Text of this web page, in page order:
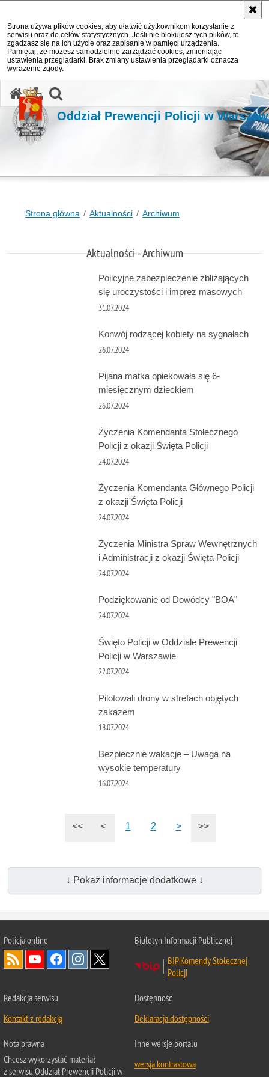
Strona używa plików cookies, aby ułatwić użytkownikom korzystanie z
serwisu oraz do celów statystycznych. Jeśli nie blokujesz tych plików, to
zgadzasz się na ich użycie oraz zapisanie w pamięci urządzenia.
Pamiętaj, że możesz samodzielnie zarządzać cookies, zmieniając
ustawienia przeglądarki. Brak zmiany ustawienia przeglądarki oznacza
wyrażenie zgody.
Oddział Prewencji Policji w
Strona główna Aktualności Archiwum
Aktualności - Archiwum
Policyjne zabezpieczenie zbliżających
się uroczystości i imprez masowych
31.07.2024
Konwój rodzącej kobiety na sygnałach
26.07.2024
Pijana matka opiekowała się 6-
miesięcznym dzieckiem
26.07.2024
Życzenia Komendanta Stołecznego
Policji z okazji Święta Policji
24.07.2024
Życzenia Komendanta Głównego Policji
z okazji Święta Policji
24.07.2024
Życzenia Ministra Spraw Wewnętrznych
i Administracji z okazji Święta Policji
24.07.2024
Podziękowanie od Dowódcy "BOA"
24.07.2024
Święto Policji w Oddziale Prewencji
Policji w Warszawie
22.07.2024
Pilotowali drony w strefach objętych
zakazem
18.07.2024
Bezpiecznie wakacje – Uwaga na
wysokie temperatury
16.07.2024
<< < 1 2 > >>
↓ Pokaż informacje dodatkowe ↓
Policja online
Biuletyn Informacji Publicznej
BIP Komendy Stołecznej
Policji
Redakcja serwisu
Kontakt z redakcją
Dostępność
Deklaracja dostępności
Nota prawna
Chcesz wykorzystać materiał
z serwisu Oddział Prewencji Policji w
Inne wersje portalu
wersja kontrastowa